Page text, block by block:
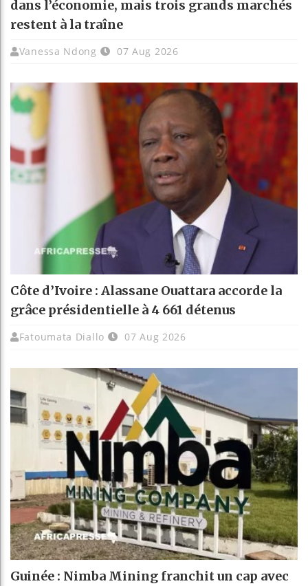
dans l’économie, mais trois grands marchés
restent à la traîne
Vanessa Ndong 07 Aug 2026
Côte d’Ivoire : Alassane Ouattara accorde la
grâce présidentielle à 4 661 détenus
Fatoumata Diallo 07 Aug 2026
Guinée : Nimba Mining franchit un cap avec